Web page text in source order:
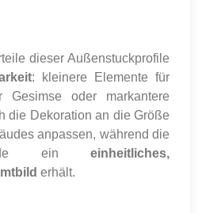
dieser Außenstuckprofile
: kleinere Elemente für
Gesimse oder markantere
die Dekoration an die Größe
anpassen, während die
ein einheitliches,
erhält.